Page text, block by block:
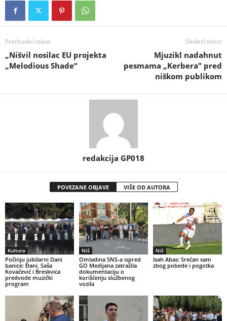
Prethodni tekst
„Nišvil nosilac EU projekta
„Melodious Shade“
Sledeći tekst
Mjuzikl nadahnut
pesmama „Kerbera” pred
niškom publikom
redakcija GP018
POVEZANE OBJAVE VIŠE OD AUTORA
Kultura
Počinju jubilarni Dani
banice: Đani, Saša
Kovačević i Breskvica
predvode muzički
program
Niš
Omladina SNS-a ispred
GO Medijana zatražila
dokumentaciju o
korišćenju službenog
vozila
Niš
Isah Abas: Srećan sam
zbog pobede i pogotka